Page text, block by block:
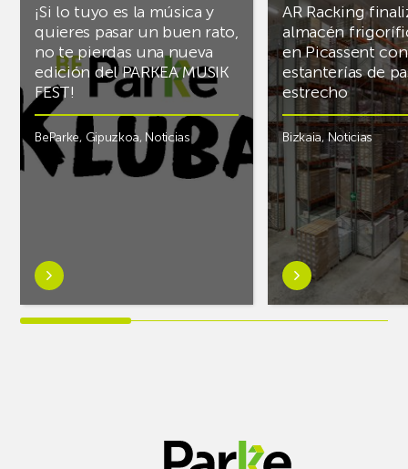
¡Si lo tuyo es la música y
quieres pasar un buen rato,
no te pierdas una nueva
edición del PARKEA MUSIK
FEST!
BeParke, Gipuzkoa, Noticias
Saber
más
sobre¡Si
AR Racking
almacén
en Picassent con
estanterías de
estrecho
Bizkaia,Noticias
Saber
más